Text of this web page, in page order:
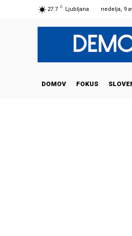
27.7 C Ljubljana nedelja, 9
DOMOV FOKUS